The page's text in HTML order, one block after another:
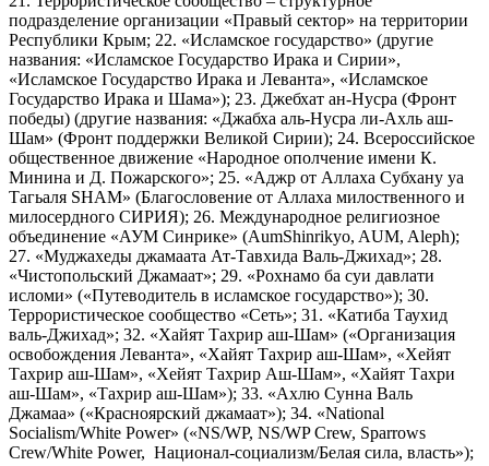
подразделение организации «Правый сектор» на территории
Республики Крым; 22. «Исламское государство» (другие
названия: «Исламское Государство Ирака и Сирии»,
«Исламское Государство Ирака и Леванта», «Исламское
Государство Ирака и Шама»); 23. Джебхат ан-Нусра (Фронт
победы) (другие названия: «Джабха аль-Нусра ли-Ахль аш-
Шам» (Фронт поддержки Великой Сирии); 24. Всероссийское
общественное движение «Народное ополчение имени К.
Минина и Д. Пожарского»; 25. «Аджр от Аллаха Субхану уа
Тагьаля SHAM» (Благословение от Аллаха милоственного и
милосердного СИРИЯ); 26. Международное религиозное
объединение «АУМ Синрике» (AumShinrikyo, AUM, Aleph);
27. «Муджахеды джамаата Ат-Тавхида Валь-Джихад»; 28.
«Чистопольский Джамаат»; 29. «Рохнамо ба суи давлати
исломи» («Путеводитель в исламское государство»); 30.
Террористическое сообщество «Сеть»; 31. «Катиба Таухид
валь-Джихад»; 32. «Хайят Тахрир аш-Шам» («Организация
освобождения Леванта», «Хайят Тахрир аш-Шам», «Хейят
Тахрир аш-Шам», «Хейят Тахрир Аш-Шам», «Хайят Тахри
аш-Шам», «Тахрир аш-Шам»); 33. «Ахлю Сунна Валь
Джамаа» («Красноярский джамаат»); 34. «National
Socialism/White Power» («NS/WP, NS/WP Crew, Sparrows
Crew/White Power, Национал-социализм/Белая сила, власть»);